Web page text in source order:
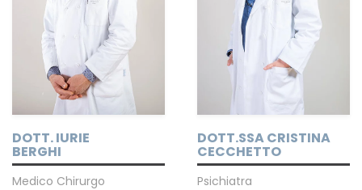
DOTT. IURIE
BERGHI
Medico Chirurgo
DOTT.SSA CRISTINA
CECCHETTO
Psichiatra